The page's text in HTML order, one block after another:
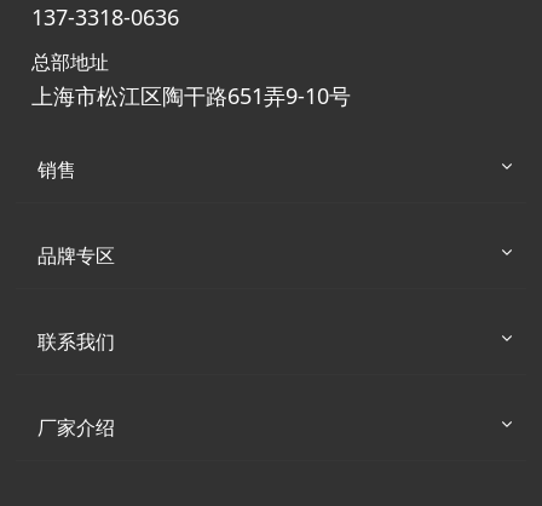
137-3318-0636
总部地址
上海市松江区陶干路651弄9-10号
销售
品牌专区
联系我们
厂家介绍